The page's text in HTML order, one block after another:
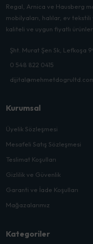
Regal, Arnica ve Hausberg
mobilyaları, halılar, ev
kaliteli ve uygun fiyatlı
Şht. Murat Şen Sk, Lefkoşa
0 548 822 0415
Kurumsal
Üyelik Sözleşmesi
Mesafeli Satış Sözleşmesi
Teslimat Koşulları
Gizlilik ve Güvenlik
Garanti ve İade Koşulları
Mağazalarımız
Kategoriler